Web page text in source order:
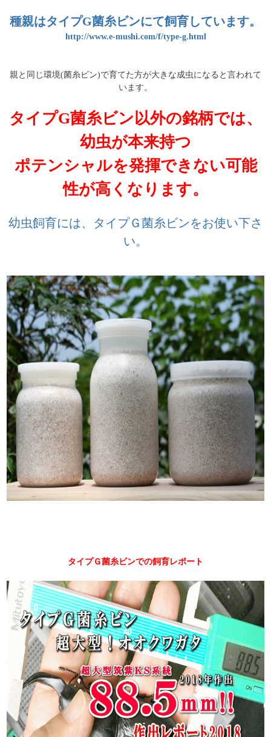
種親はタイプG菌糸ビンにて飼育しています。
http://www.e-mushi.com/f/type-g.html
親と同じ環境(菌糸ビン)で育てた方が大きな成虫になると言われて
います。
タイプG菌糸ビン以外の銘柄では、
幼虫が本来持つ
ポテンシャルを発揮できない可能
性が高くなります。
幼虫飼育には、タイプＧ菌糸ビンをお使い下さ
い。
タイプＧ菌糸ビンでの飼育レポート